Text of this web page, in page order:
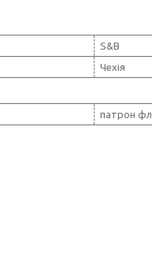
S&B
Чехія
патрон